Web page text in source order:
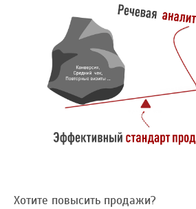
Хотите повысить продажи?